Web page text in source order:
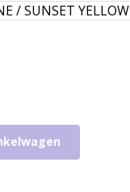
/ SUNSET YELLOW